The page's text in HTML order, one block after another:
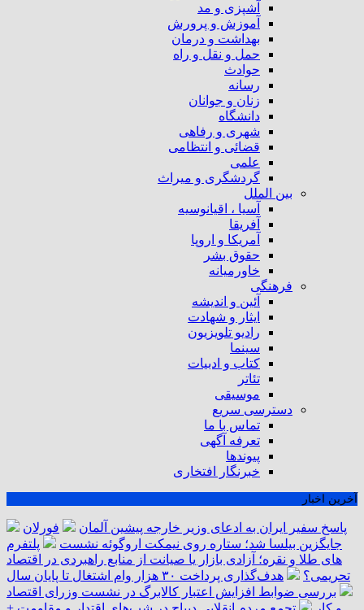
آشپزی و مد
آموزش و پرورش
بهداشت و درمان
حمل و نقل و راه
حوادث
رسانه
زنان و جوانان
دانشگاه
شهری و رفاهی
قضائی و انتظامی
علمی
گردشگری و میراث
بین الملل
آسیا ، اقیانوسیه
آفریقا
آمریکا و اروپا
حقوق بشر
خاورمیانه
فرهنگی
آئین و اندیشه
ایثار و شهادت
رادیو تلویزیون
سینما
کتاب و ادبیات
تئاتر
موسیقی
دسترسی سریع
تماس با ما
تعرفه آگهی
پیوندها
خبرنگار افتخاری
آخرین اخبار
پاسخ سفیر ایران به ادعای وزیر خارجه پیشین آلمان
فورلان
جایگزین بیلسا شد؛ ستاره روی نیمکت اروگوئه نشست
پلتفرم
‌های طلا و نقره؛ آزادی بازار یا صیانت از منابع راهبردی در اقتصاد
تحریمی؟
هدف‌گذاری پرداخت ۳۰ هزار وام اشتغال تا پایان سال
بررسی ضوابط افزایش اعتبار کالابرگ در نشست وزرای اقتصاد